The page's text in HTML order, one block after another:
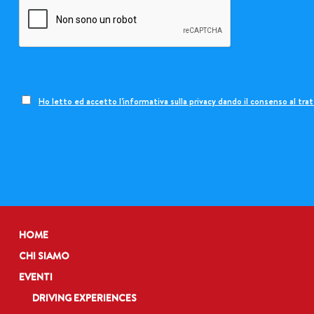
Ho letto ed accetto l'informativa sulla privacy dando il consenso al
HOME
CHI SIAMO
EVENTI
DRIVING EXPERIENCES